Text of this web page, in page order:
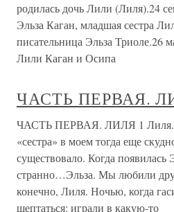
родилась дочь Лили (Лиля).24
Эльза Каган, младшая сестра
писательница Эльза Триоле.26
Лили Каган и Осипа
ЧАСТЬ ПЕРВАЯ.
ЧАСТЬ ПЕРВАЯ. ЛИЛЯ 1 Лиля.
«сестра» в моем тогда еще
существовало. Когда появилась
странно…Эльза. Мы любили
конечно, Лиля. Ночью, когда
шептаться: играли в какую-то